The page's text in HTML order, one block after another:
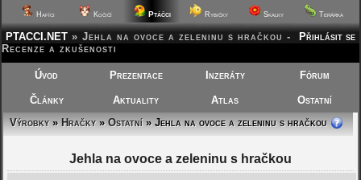
Hafíci Kočičí Ptáčci Rybičky Skalky Terárka
Přihlásit se
PTACCI.NET » Jehla na ovoce a zeleninu s hračkou -
Recenze a zkušenosti
Úvod Prezentace Inzeráty Fórum
Články Aktuality Atlas
Ostatní
Výrobky»Hračky»Ostatní» Jehla na ovoce a zeleninu s hračkou
Jehla na ovoce a zeleninu s hračkou